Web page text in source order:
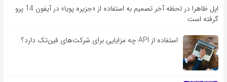
اپل ظاهرا در لحظه آخر تصمیم به استفاده از «جزیره پویا» در آیفون 14 پرو
گرفته است
استفاده از API چه مزایایی برای شرکت‌های فین‌تک دارد؟